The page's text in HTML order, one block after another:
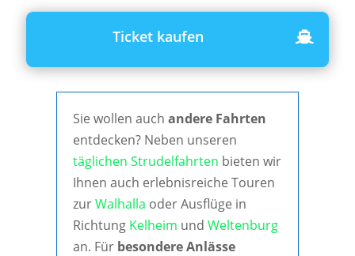
Ticket kaufen
Sie wollen auch andere Fahrten
entdecken? Neben unseren
täglichen Strudelfahrten bieten wir
Ihnen auch erlebnisreiche Touren
zurWalhalla oder Ausflüge in
Richtung Kelheim und Weltenburg
an. Für besondere Anlässe